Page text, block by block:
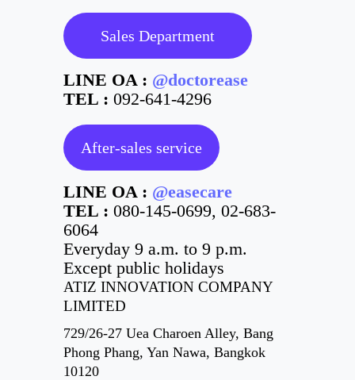
Sales Department
LINE OA : @doctorease
TEL : 092-641-4296
After-sales service
LINE OA : @easecare
TEL : 080-145-0699, 02-683-
6064
Everyday 9 a.m. to 9 p.m.
Except public holidays
ATIZ INNOVATION COMPANY
LIMITED
729/26-27 Uea Charoen Alley, Bang
Phong Phang, Yan Nawa, Bangkok
10120